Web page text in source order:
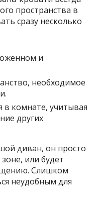
пространства в
сразу несколько
и
необходимое
комнате, учитывая
других
диван, он просто
или будет
Слишком
неудобным для